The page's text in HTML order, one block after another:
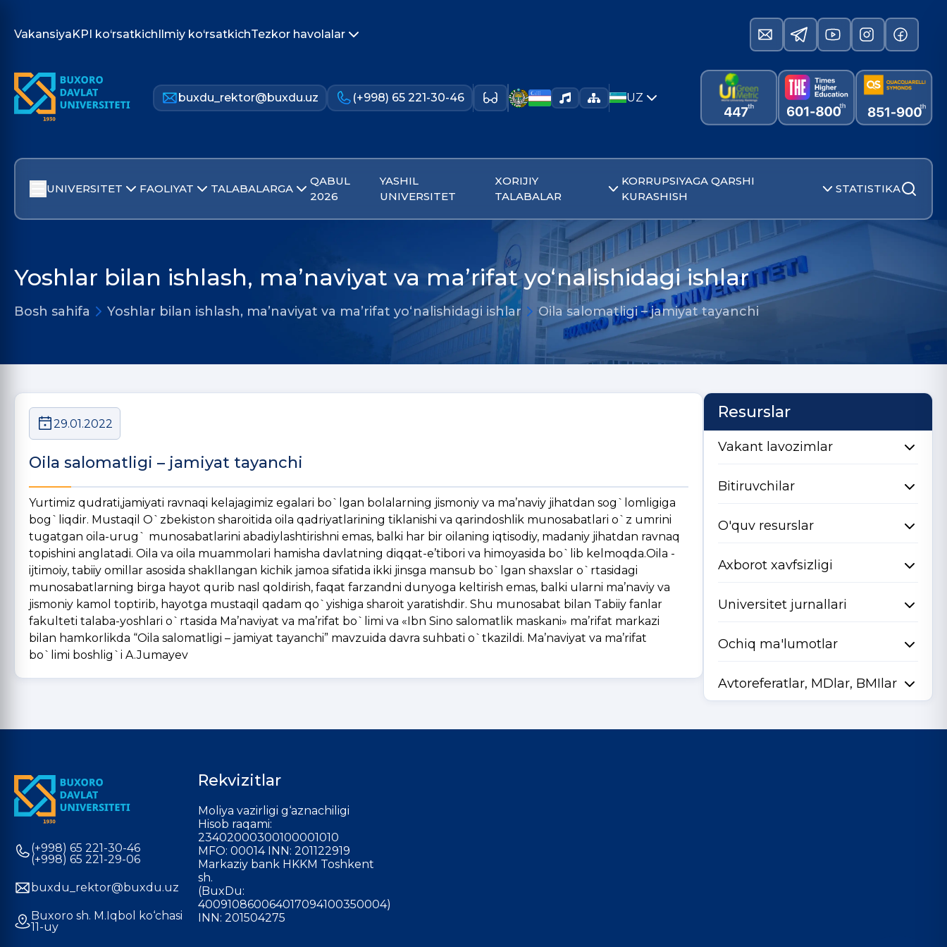
VakansiyaKPI ko‘rsatkichIlmiy ko‘rsatkichTezkor havolalar
buxdu_rektor@buxdu.uz (+998) 65 221-30-46 UZ
UNIVERSITET FAOLIYAT TALABALARGA
QABUL
2026
YASHIL
UNIVERSITET
XORIJIY
TALABALAR
KORRUPSIYAGA QARSHI
KURASHISH
STATISTIKA
Yoshlar bilan ishlash, ma’naviyat va ma’rifat yo‘nalishidagi ishlar
Bosh sahifa Yoshlar bilan ishlash, ma’naviyat va ma’rifat yo‘nalishidagi ishlar Oila salomatligi – jamiyat tayanchi
29.01.2022
Oila salomatligi – jamiyat tayanchi
Yurtimiz qudrati,jamiyati ravnaqi kelajagimiz egalari bo`lgan bolalarning jismoniy va ma’naviy jihatdan sog`lomligiga
bog`liqdir. Mustaqil O`zbekiston sharoitida oila qadriyatlarining tiklanishi va qarindoshlik munosabatlari o`z umrini
tugatgan oila-urug` munosabatlarini abadiylashtirishni emas, balki har bir oilaning iqtisodiy, madaniy jihatdan ravnaq
topishini anglatadi. Oila va oila muammolari hamisha davlatning diqqat-e’tibori va himoyasida bo`lib kelmoqda.Oila -
ijtimoiy, tabiiy omillar asosida shakllangan kichik jamoa sifatida ikki jinsga mansub bo`lgan shaxslar o`rtasidagi
munosabatlarning birga hayot qurib nasl qoldirish, faqat farzandni dunyoga keltirish emas, balki ularni ma’naviy va
jismoniy kamol toptirib, hayotga mustaqil qadam qo`yishiga sharoit yaratishdir. Shu munosabat bilan Tabiiy fanlar
fakulteti talaba-yoshlari o`rtasida Ma’naviyat va ma’rifat bo`limi va «Ibn Sino salomatlik maskani» ma’rifat markazi
bilan hamkorlikda “Oila salomatligi – jamiyat tayanchi” mavzuida davra suhbati o`tkazildi. Ma’naviyat va ma’rifat
bo`limi boshlig`i A.Jumayev
Resurslar
Vakant lavozimlar
Bitiruvchilar
O'quv resurslar
Axborot xavfsizligi
Universitet jurnallari
Ochiq ma'lumotlar
Avtoreferatlar, MDlar, BMIlar
(+998) 65 221-30-46
(+998) 65 221-29-06
buxdu_rektor@buxdu.uz
Buxoro sh. M.Iqbol ko‘chasi
11-uy
Rekvizitlar
Moliya vazirligi g‘aznachiligi
Hisob raqami:
23402000300100001010
MFO: 00014 INN: 201122919
Markaziy bank HKKM Toshkent
sh.
(BuxDu:
400910860064017094100350004)
INN: 201504275